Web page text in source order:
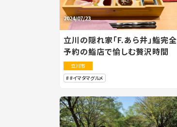
2024/07/23
立川の隠れ家「F.あら井」鮨完全
予約の鮨店で愉しむ贅沢時間
立川市
#イマタマグルメ